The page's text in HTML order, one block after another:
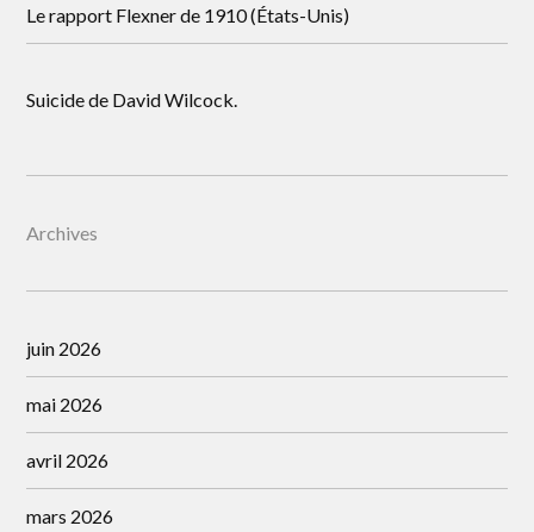
Le rapport Flexner de 1910 (États-Unis)
Suicide de David Wilcock.
Archives
juin 2026
mai 2026
avril 2026
mars 2026